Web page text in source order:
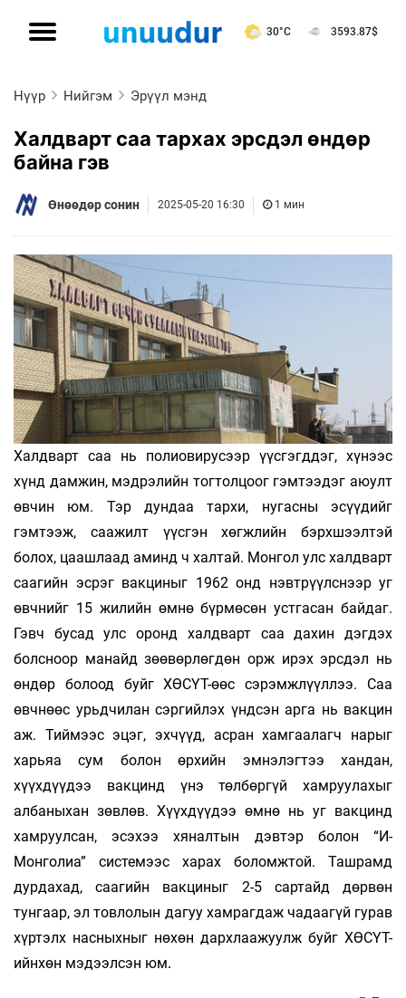
30°C 3593.87$
Нүүр Нийгэм Эрүүл мэнд
Халдварт саа тархах эрсдэл өндөр
байна гэв
Өнөөдөр сонин 2025-05-20 16:30 1 мин
Халдварт саа нь полиовирусээр үүсгэгддэг, хүнээс
хүнд дамжин, мэдрэлийн тогтолцоог гэмтээдэг аюулт
өвчин юм. Тэр дундаа тархи, нугасны эсүүдийг
гэмтээж, саажилт үүсгэн хөгжлийн бэрхшээлтэй
болох, цаашлаад аминд ч халтай. Монгол улс халдварт
саагийн эсрэг вакциныг 1962 онд нэвтрүүлснээр уг
өвчнийг 15 жилийн өмнө бүрмөсөн устгасан байдаг.
Гэвч бусад улс оронд халдварт саа дахин дэгдэх
болсноор манайд зөөвөрлөгдөн орж ирэх эрсдэл нь
өндөр болоод буйг ХӨСҮТ-өөс сэрэмжлүүллээ. Саа
өвчнөөс урьдчилан сэргийлэх үндсэн арга нь вакцин
аж. Тиймээс эцэг, эхчүүд, асран хамгаалагч нарыг
харьяа сум болон өрхийн эмнэлэгтээ хандан,
хүүхдүүдээ вакцинд үнэ төлбөргүй хамруулахыг
албаныхан зөвлөв. Хүүхдүүдээ өмнө нь уг вакцинд
хамруулсан, эсэхээ хяналтын дэвтэр болон “И-
Монголиа” системээс харах боломжтой. Ташрамд
дурдахад, саагийн вакциныг 2-5 сартайд дөрвөн
тунгаар, эл товлолын дагуу хамрагдаж чадаагүй гурав
хүртэлх насныхныг нөхөн дархлаажуулж буйг ХӨСҮТ-
ийнхөн мэдээлсэн юм.